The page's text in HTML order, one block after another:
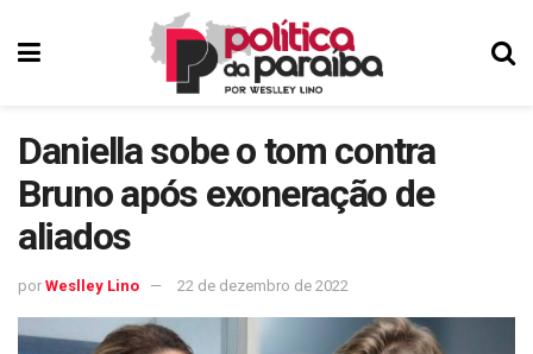
Daniella sobe o tom contra
Bruno após exoneração de
aliados
por Weslley Lino 22 de dezembro de 2022